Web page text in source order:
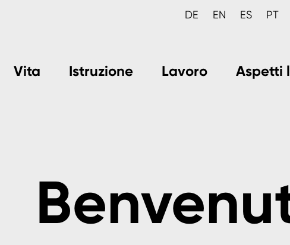
DE EN ES PT
Vita Istruzione Lavoro Aspetti